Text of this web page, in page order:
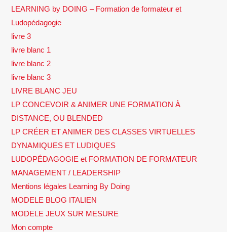
LEARNING by DOING – Formation de formateur et
Ludopédagogie
livre 3
livre blanc 1
livre blanc 2
livre blanc 3
LIVRE BLANC JEU
LP CONCEVOIR & ANIMER UNE FORMATION À
DISTANCE, OU BLENDED
LP CRÉER ET ANIMER DES CLASSES VIRTUELLES
DYNAMIQUES ET LUDIQUES
LUDOPÉDAGOGIE et FORMATION DE FORMATEUR
MANAGEMENT / LEADERSHIP
Mentions légales Learning By Doing
MODELE BLOG ITALIEN
MODELE JEUX SUR MESURE
Mon compte